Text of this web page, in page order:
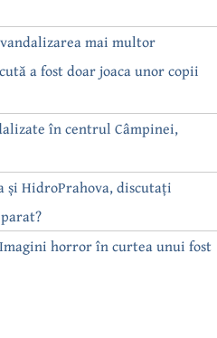
mai multor
a fost doar joaca unor copii
în centrul Câmpinei,
și HidroPrahova, discutați
Imagini horror în curtea unui fost